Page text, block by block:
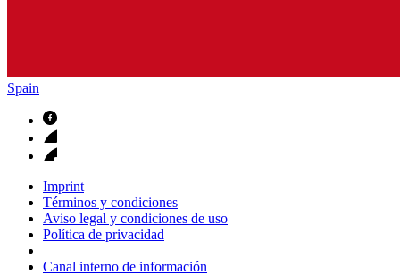
Spain
Imprint
Términos y condiciones
Aviso legal y condiciones de uso
Política de privacidad
Canal interno de información